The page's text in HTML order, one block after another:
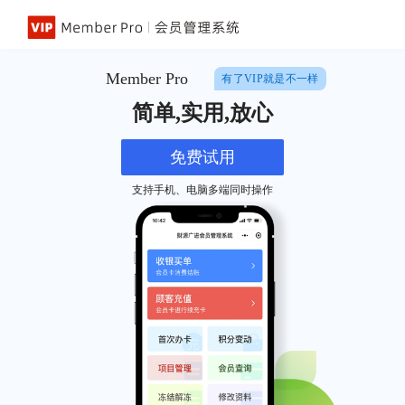
Member Pro 有了VIP就是不一样
简单,实用,放心
免费试用
支持手机、电脑多端同时操作